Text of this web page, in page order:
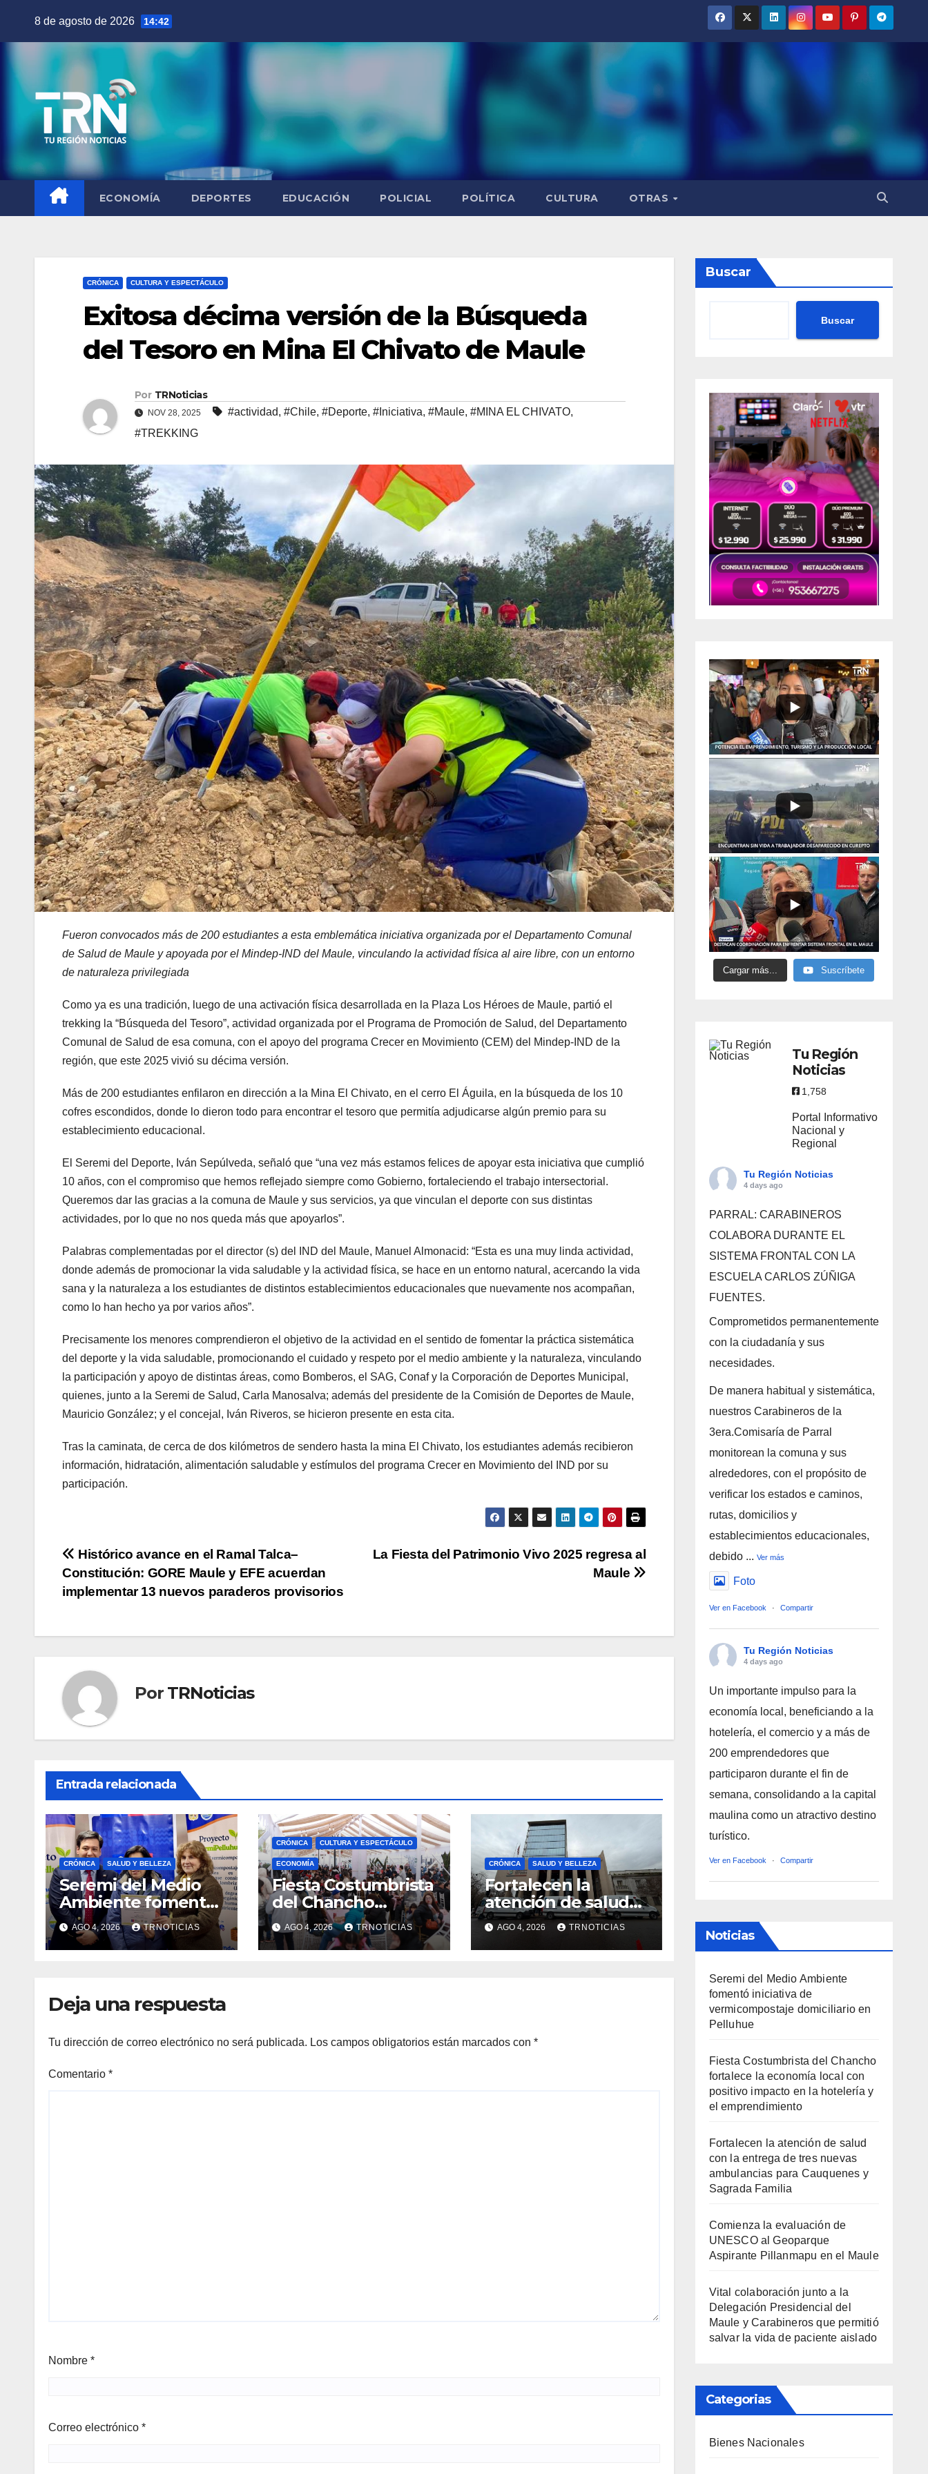
8 de agosto de 2026 14:42
ECONOMÍA DEPORTES EDUCACIÓN POLICIAL POLÍTICA CULTURA OTRAS
CRÓNICA CULTURA Y ESPECTÁCULO
Exitosa décima versión de la Búsqueda
del Tesoro en Mina El Chivato de Maule
Por TRNoticias
NOV 28, 2025 #actividad, #Chile, #Deporte, #Iniciativa, #Maule, #MINA EL CHIVATO,
#TREKKING
Fueron convocados más de 200 estudiantes a esta emblemática iniciativa organizada por el Departamento Comunal
de Salud de Maule y apoyada por el Mindep-IND del Maule, vinculando la actividad física al aire libre, con un entorno
de naturaleza privilegiada
Como ya es una tradición, luego de una activación física desarrollada en la Plaza Los Héroes de Maule, partió el
trekking la “Búsqueda del Tesoro”, actividad organizada por el Programa de Promoción de Salud, del Departamento
Comunal de Salud de esa comuna, con el apoyo del programa Crecer en Movimiento (CEM) del Mindep-IND de la
región, que este 2025 vivió su décima versión.
Más de 200 estudiantes enfilaron en dirección a la Mina El Chivato, en el cerro El Águila, en la búsqueda de los 10
cofres escondidos, donde lo dieron todo para encontrar el tesoro que permitía adjudicarse algún premio para su
establecimiento educacional.
El Seremi del Deporte, Iván Sepúlveda, señaló que “una vez más estamos felices de apoyar esta iniciativa que cumplió
10 años, con el compromiso que hemos reflejado siempre como Gobierno, fortaleciendo el trabajo intersectorial.
Queremos dar las gracias a la comuna de Maule y sus servicios, ya que vinculan el deporte con sus distintas
actividades, por lo que no nos queda más que apoyarlos”.
Palabras complementadas por el director (s) del IND del Maule, Manuel Almonacid: “Esta es una muy linda actividad,
donde además de promocionar la vida saludable y la actividad física, se hace en un entorno natural, acercando la vida
sana y la naturaleza a los estudiantes de distintos establecimientos educacionales que nuevamente nos acompañan,
como lo han hecho ya por varios años”.
Precisamente los menores comprendieron el objetivo de la actividad en el sentido de fomentar la práctica sistemática
del deporte y la vida saludable, promocionando el cuidado y respeto por el medio ambiente y la naturaleza, vinculando
la participación y apoyo de distintas áreas, como Bomberos, el SAG, Conaf y la Corporación de Deportes Municipal,
quienes, junto a la Seremi de Salud, Carla Manosalva; además del presidente de la Comisión de Deportes de Maule,
Mauricio González; y el concejal, Iván Riveros, se hicieron presente en esta cita.
Tras la caminata, de cerca de dos kilómetros de sendero hasta la mina El Chivato, los estudiantes además recibieron
información, hidratación, alimentación saludable y estímulos del programa Crecer en Movimiento del IND por su
participación.
Navegación
de
La Fiesta del Patrimonio Vivo 2025 regresa al
Maule
Histórico avance en el Ramal Talca–
Constitución: GORE Maule y EFE acuerdan
implementar 13 nuevos paraderos provisorios
Por TRNoticias
Entrada relacionada
CRÓNICA SALUD Y BELLEZA
Seremi del Medio
Ambiente fomentó
iniciativa de
vermicompostaje
domiciliario en
AGO 4, 2026 TRNOTICIAS
CRÓNICA CULTURA Y ESPECTÁCULO
ECONOMÍA
Fiesta Costumbrista
del Chancho
fortalece la
economía local con
positivo impacto en
AGO 4, 2026 TRNOTICIAS
CRÓNICA SALUD Y BELLEZA
Fortalecen la
atención de salud
con la entrega de
tres nuevas
ambulancias para
AGO 4, 2026 TRNOTICIAS
Deja una respuesta
Tu dirección de correo electrónico no será publicada. Los campos obligatorios están marcados con *
Comentario *
Nombre *
Correo electrónico *
Buscar
Buscar
Cargar más... Suscríbete
Tu Región
Noticias
1,758
Portal Informativo
Nacional y
Regional
Tu Región Noticias
4 days ago
PARRAL: CARABINEROS
COLABORA DURANTE EL
SISTEMA FRONTAL CON LA
ESCUELA CARLOS ZÚÑIGA
FUENTES.
Comprometidos permanentemente
con la ciudadanía y sus
necesidades.
De manera habitual y sistemática,
nuestros Carabineros de la
3era.Comisaría de Parral
monitorean la comuna y sus
alrededores, con el propósito de
verificar los estados e caminos,
rutas, domicilios y
establecimientos educacionales,
debido ... Ver más
Foto
Ver en Facebook · Compartir
Tu Región Noticias
4 days ago
Un importante impulso para la
economía local, beneficiando a la
hotelería, el comercio y a más de
200 emprendedores que
participaron durante el fin de
semana, consolidando a la capital
maulina como un atractivo destino
turístico.
Ver en Facebook · Compartir
Noticias
Seremi del Medio Ambiente
fomentó iniciativa de
vermicompostaje domiciliario en
Pelluhue
Fiesta Costumbrista del Chancho
fortalece la economía local con
positivo impacto en la hotelería y
el emprendimiento
Fortalecen la atención de salud
con la entrega de tres nuevas
ambulancias para Cauquenes y
Sagrada Familia
Comienza la evaluación de
UNESCO al Geoparque
Aspirante Pillanmapu en el Maule
Vital colaboración junto a la
Delegación Presidencial del
Maule y Carabineros que permitió
salvar la vida de paciente aislado
Categorias
Bienes Nacionales